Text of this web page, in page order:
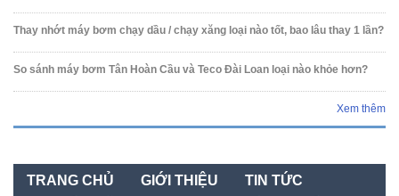
Thay nhớt máy bơm chạy dầu / chạy xăng loại nào tốt, bao lâu thay 1 lần?
So sánh máy bơm Tân Hoàn Cầu và Teco Đài Loan loại nào khỏe hơn?
Xem thêm
TRANG CHỦ GIỚI THIỆU
TIN TỨC